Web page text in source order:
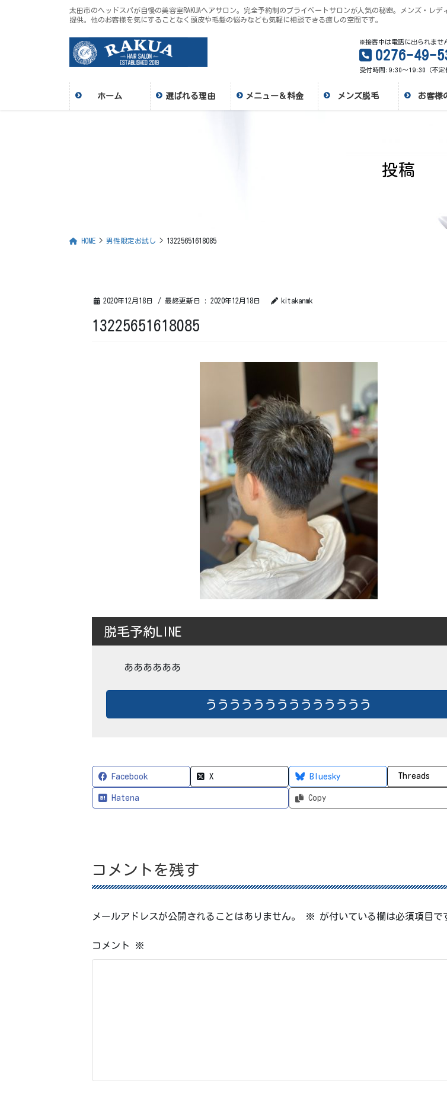
太田市のヘッドスパが自慢の美容室RAKUAヘアサロン。完全予約制のプライベートサロンが人気の秘密。メンズ・レ
提供。他のお客様を気にすることなく頭皮や毛髪の悩みなども気軽に相談できる癒しの空間です。
※接客中は電話に出られませ
0276-49-
受付時間:9:30～19:30（不定
ホーム 選ばれる理由 メニュー＆料金 メンズ脱毛 お客様
投稿
HOME 男性限定お試し 13225651618085
2020年12月18日 / 最終更新日 :2020年12月18日 kitakanmk
13225651618085
脱毛予約LINE
ああああああ
うううううううううううううう
Facebook X Bluesky Threads
Hatena Copy
コメントを残す
メールアドレスが公開されることはありません。 ※ が付いている欄は必須項目で
コメント ※